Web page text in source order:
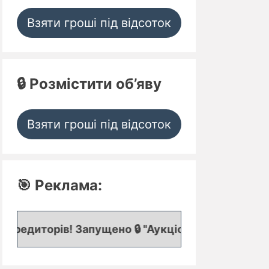
Взяти гроші під відсоток
🔒 Розмістити об’яву
Взяти гроші під відсоток
🎯 Реклама:
Запущено 🔒 "Аукціон кредитних заявок", де